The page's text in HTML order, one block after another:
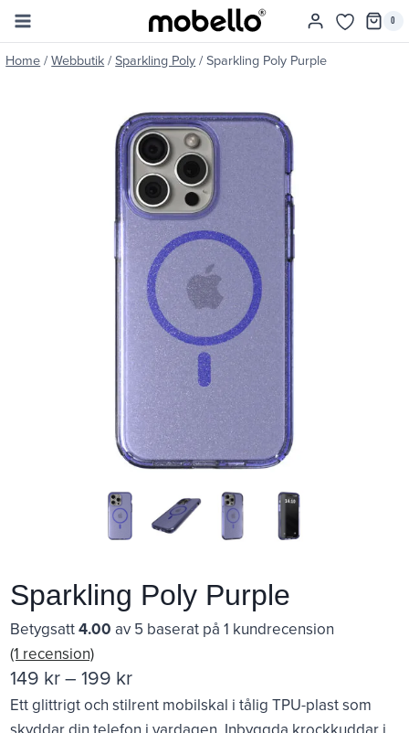
Skip
content
0
Home / Webbutik / Sparkling Poly / Sparkling Poly Purple
Sparkling Poly Purple
Betygsatt4.00 av 5 baserat på1 kundrecension
(1 recension)
149 kr– 199 krPrisintervall:
149 kr
Ett glittrigt och stilrent mobilskal i tålig TPU-plast som